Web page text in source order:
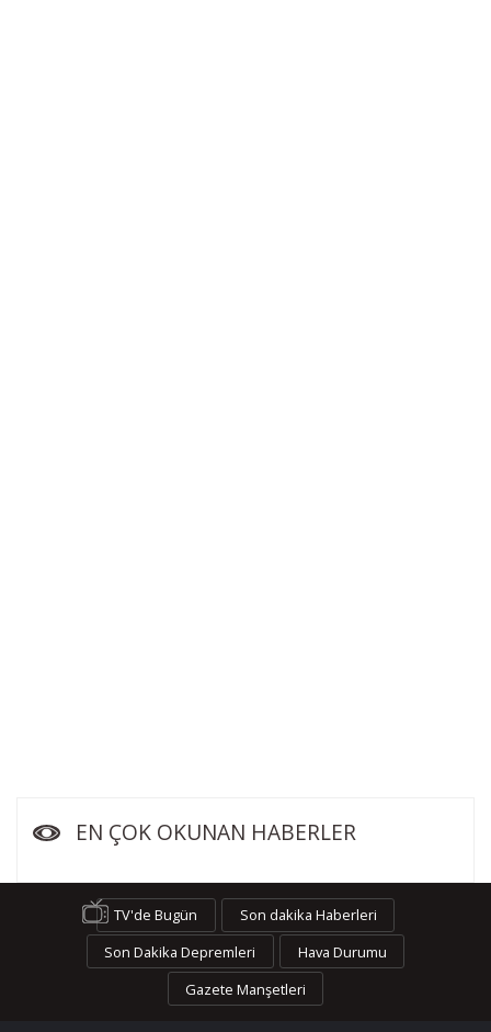
EN ÇOK OKUNAN HABERLER
TV'de Bugün
Son dakika Haberleri
Son Dakika Depremleri
Hava Durumu
Gazete Manşetleri